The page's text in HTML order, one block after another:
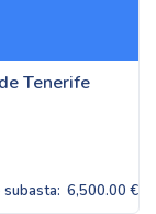
Tenerife
6,500.00 €